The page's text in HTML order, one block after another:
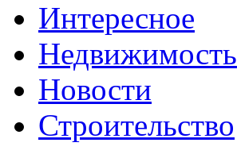
Интересное
Недвижимость
Новости
Строительство